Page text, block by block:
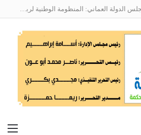
عباس آل حميد عضو مجلس الدولة العماني: المنظومة الوطنية لربط التوظيف بالمهارات تعالج البطالة من جذورها